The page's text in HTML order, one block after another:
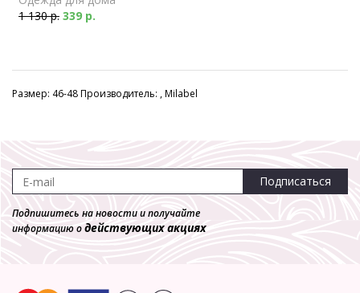
1 130 р. 339 р.
Размер: 46-48 Производитель: , Milabel
Подписаться
Подпишитесь на новости и получайте
информацию одействующих акциях